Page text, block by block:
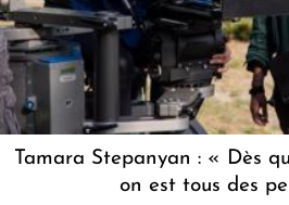
Tamara Stepanyan : « Dès
on est tous des